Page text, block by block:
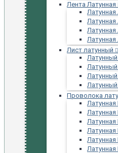
Лента Латунная
Латунная
Латунная
Латунная
Лист латунный
Проволока